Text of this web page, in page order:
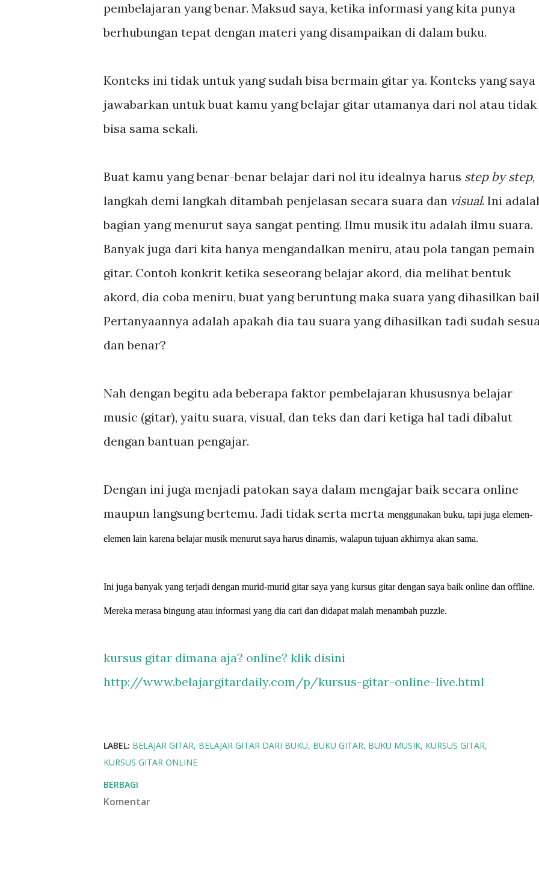
pembelajaran yang benar. Maksud saya, ketika informasi yang kita punya
berhubungan tepat dengan materi yang disampaikan di dalam buku.
Konteks ini tidak untuk yang sudah bisa bermain gitar ya. Konteks yang saya
jawabarkan untuk buat kamu yang belajar gitar utamanya dari nol atau tidak
bisa sama sekali.
Buat kamu yang benar-benar belajar dari nol itu idealnya harus step by step,
langkah demi langkah ditambah penjelasan secara suara dan visual. Ini
bagian yang menurut saya sangat penting. Ilmu musik itu adalah ilmu suara.
Banyak juga dari kita hanya mengandalkan meniru, atau pola tangan pemain
gitar. Contoh konkrit ketika seseorang belajar akord, dia melihat bentuk
akord, dia coba meniru, buat yang beruntung maka suara yang dihasilkan
Pertanyaannya adalah apakah dia tau suara yang dihasilkan tadi sudah
dan benar?
Nah dengan begitu ada beberapa faktor pembelajaran khususnya belajar
music (gitar), yaitu suara, visual, dan teks dan dari ketiga hal tadi dibalut
dengan bantuan pengajar.
Dengan ini juga menjadi patokan saya dalam mengajar baik secara online
maupun langsung bertemu. Jadi tidak serta merta menggunakan buku, tapi juga elemen-
elemen lain karena belajar musik menurut saya harus dinamis, walapun tujuan akhirnya akan sama.
Ini juga banyak yang terjadi dengan murid-murid gitar saya yang kursus gitar dengan saya baik online dan offline.
Mereka merasa bingung atau informasi yang dia cari dan didapat malah menambah puzzle.
kursus gitar dimana aja? online? klik disini
http://www.belajargitardaily.com/p/kursus-gitar-online-live.html
LABEL: BELAJAR GITAR BELAJAR GITAR DARI BUKU BUKU GITAR BUKU MUSIK KURSUS GITAR
KURSUS GITAR ONLINE
BERBAGI
Komentar